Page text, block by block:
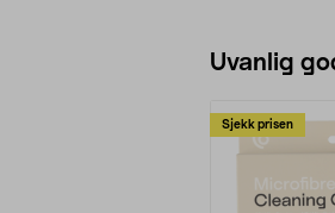
Uvanlig
Sjekk prisen